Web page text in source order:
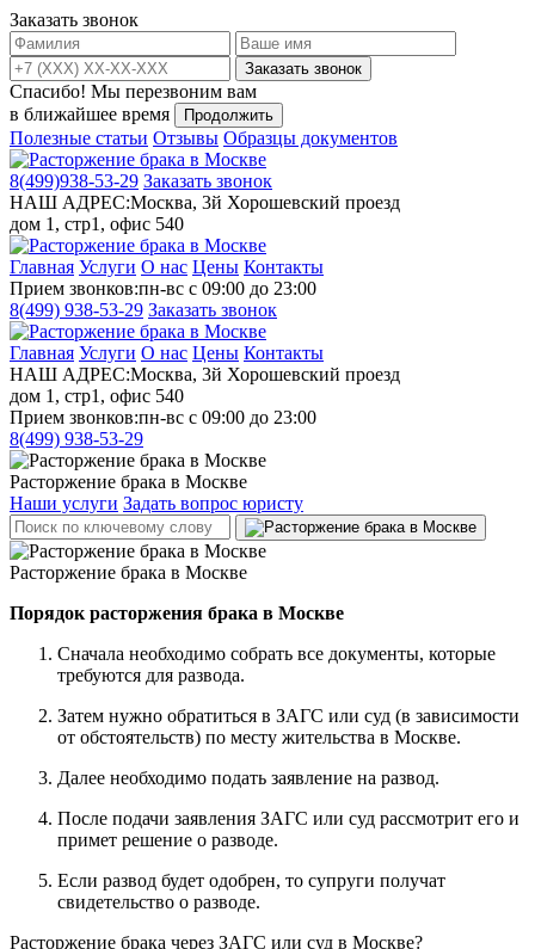
Заказать звонок
Заказать звонок
Спасибо! Мы перезвоним вам
в ближайшее время
Продолжить
Полезные статьи Отзывы Образцы документов
8(499)938-53-29 Заказать звонок
НАШ АДРЕС:Москва, 3й Хорошевский проезд
дом 1, стр1, офис 540
Главная Услуги О нас Цены Контакты
Прием звонков:пн-вс с 09:00 до 23:00
8(499) 938-53-29 Заказать звонок
Главная Услуги О нас Цены Контакты
НАШ АДРЕС:Москва, 3й Хорошевский проезд
дом 1, стр1, офис 540
Прием звонков:пн-вс с 09:00 до 23:00
8(499) 938-53-29
Расторжение брака в Москве
Наши услуги Задать вопрос юристу
Расторжение брака в Москве
Порядок расторжения брака в Москве
Сначала необходимо собрать все документы, которые
требуются для развода.
Затем нужно обратиться в ЗАГС или суд (в зависимости
от обстоятельств) по месту жительства в Москве.
Далее необходимо подать заявление на развод.
После подачи заявления ЗАГС или суд рассмотрит его и
примет решение о разводе.
Если развод будет одобрен, то супруги получат
свидетельство о разводе.
Расторжение брака через ЗАГС или суд в Москве?